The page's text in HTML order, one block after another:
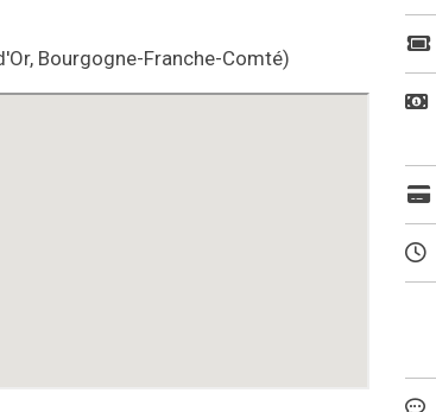
Bourgogne-Franche-Comté)